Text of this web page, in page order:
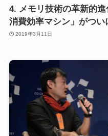
4. メモリ技術の革新的
消費効率マシン」がつい
2019年3月11日